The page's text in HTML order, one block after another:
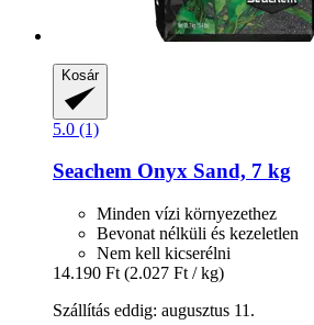
Kosár
5.0 (1)
Seachem Onyx Sand, 7 kg
Minden vízi környezethez
Bevonat nélküli és kezeletlen
Nem kell kicserélni
14.190 Ft (2.027 Ft / kg)
Szállítás eddig: augusztus 11.